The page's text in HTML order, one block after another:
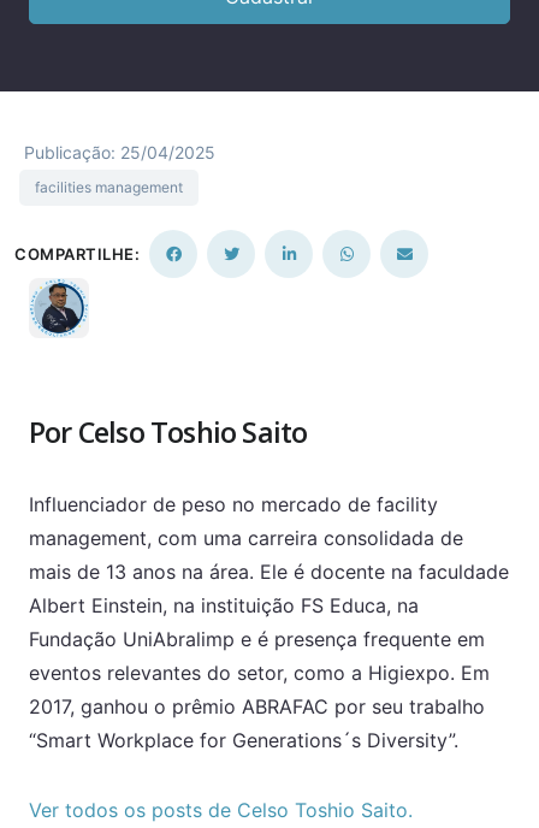
Publicação: 25/04/2025
facilities management
COMPARTILHE:
Por Celso Toshio Saito
Influenciador de peso no mercado de facility
management, com uma carreira consolidada de
mais de 13 anos na área. Ele é docente na faculdade
Albert Einstein, na instituição FS Educa, na
Fundação UniAbralimp e é presença frequente em
eventos relevantes do setor, como a Higiexpo. Em
2017, ganhou o prêmio ABRAFAC por seu trabalho
“Smart Workplace for Generations´s Diversity”.
Ver todos os posts de Celso Toshio Saito.